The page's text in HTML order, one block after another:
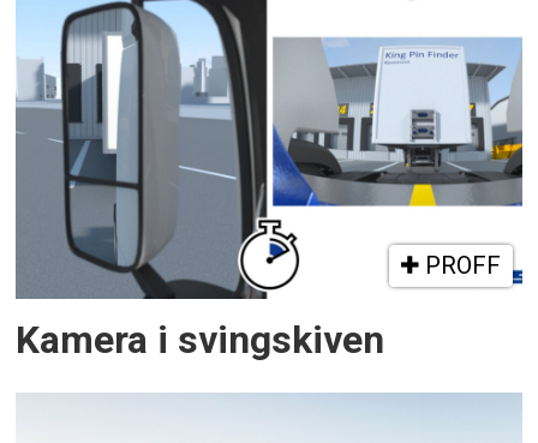
PROFF
Kamera i svingskiven